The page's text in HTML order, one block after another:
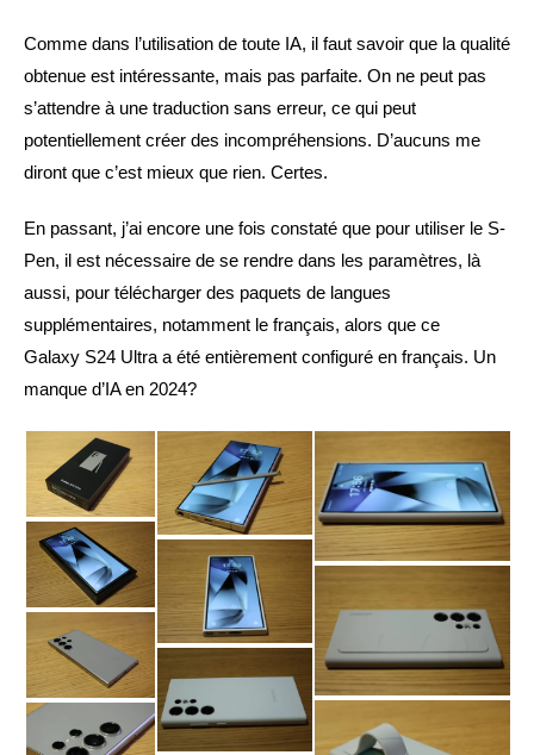
Comme dans l’utilisation de toute IA, il faut savoir que la qualité
obtenue est intéressante, mais pas parfaite. On ne peut pas
s’attendre à une traduction sans erreur, ce qui peut
potentiellement créer des incompréhensions. D’aucuns me
diront que c’est mieux que rien. Certes.
En passant, j’ai encore une fois constaté que pour utiliser le S-
Pen, il est nécessaire de se rendre dans les paramètres, là
aussi, pour télécharger des paquets de langues
supplémentaires, notamment le français, alors que ce
Galaxy S24 Ultra a été entièrement configuré en français. Un
manque d’IA en 2024?